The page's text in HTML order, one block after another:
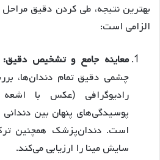
بهترین نتیجه، طی کردن دقیق
الزامی است:
معاینه جامع و تشخیص دقیق:
چشمی دقیق تمام دندان‌ها،
رادیوگرافی (عکس با
پوسیدگی‌های پنهان بین
است. دندان‌پزشک همچنین
سایش مینا را ارزیابی می‌کند.